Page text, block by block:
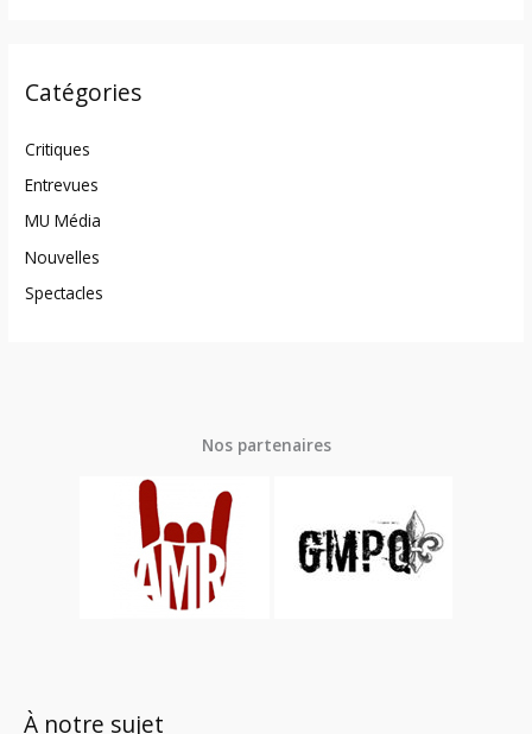
Catégories
Critiques
Entrevues
MU Média
Nouvelles
Spectacles
Nos partenaires
À notre sujet